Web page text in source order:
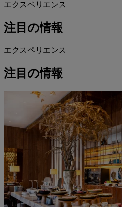
エクスペリエンス
注目の情報
エクスペリエンス
注目の情報